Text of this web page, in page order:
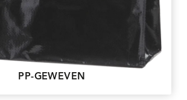
PP-GEWEVEN